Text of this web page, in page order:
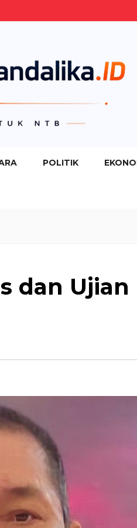
POLITIK
dan Ujian